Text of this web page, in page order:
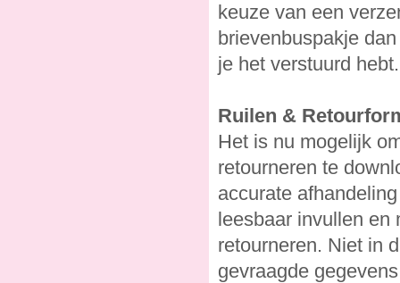
keuze van een
brievenbuspakje
je het verstuurd hebt.
Ruilen &
Het is nu mogelijk
retourneren te
accurate
leesbaar invullen en
retourneren. Niet in
gevraagde